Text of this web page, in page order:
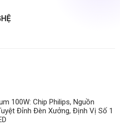
100W: Chip Philips, Nguồn
Đỉnh Đèn Xưởng, Định Vị Số 1